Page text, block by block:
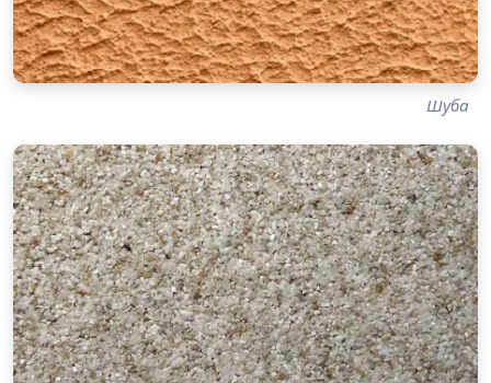
Шуба